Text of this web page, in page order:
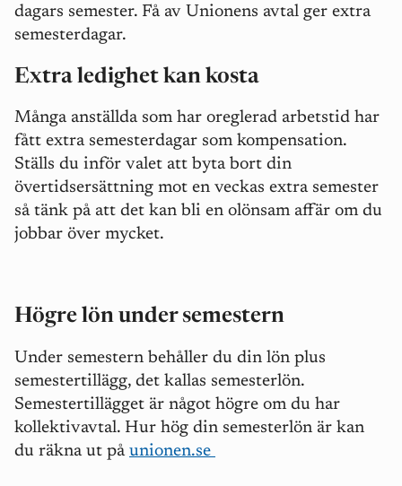
dagars semester. Få av Unionens avtal ger extra
semesterdagar.
Extra ledighet kan kosta
Många anställda som har oreglerad arbetstid har
fått extra semesterdagar som kompensation.
Ställs du inför valet att byta bort din
övertidsersättning mot en veckas extra semester
så tänk på att det kan bli en olönsam affär om du
jobbar över mycket.
Högre lön under semestern
Under semestern behåller du din lön plus
semestertillägg, det kallas semesterlön.
Semestertillägget är något högre om du har
kollektivavtal. Hur hög din semesterlön är kan
du räkna ut på unionen.se